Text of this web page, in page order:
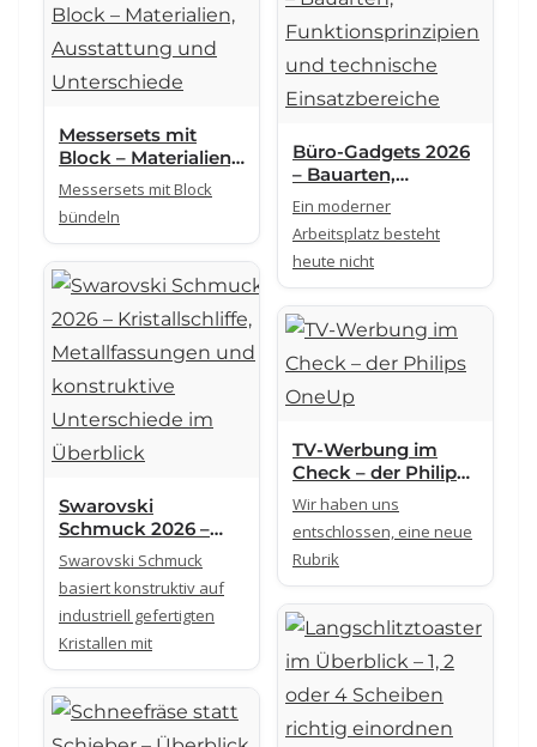
Büro-Gadgets 2026
– Bauarten,
Funktionsprinzipien
und technische
Einsatzbereiche
Ein moderner
Arbeitsplatz besteht
heute nicht
Messersets mit
Block – Materialien,
Ausstattung und
Unterschiede
Messersets mit Block
bündeln
Swarovski
Schmuck 2026 –
Kristallschliffe,
Metallfassungen
und konstruktive
Unterschiede im
Überblick
Swarovski Schmuck
basiert konstruktiv auf
industriell gefertigten
Kristallen mit
TV-Werbung im
Check – der Philips
OneUp
Wir haben uns
entschlossen, eine neue
Rubrik